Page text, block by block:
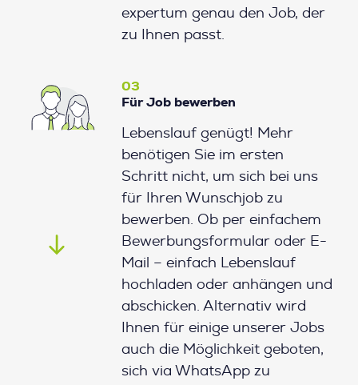
expertum genau den Job, der
zu Ihnen passt.
03
Für Job bewerben
Lebenslauf genügt! Mehr
benötigen Sie im ersten
Schritt nicht, um sich bei uns
für Ihren Wunschjob zu
bewerben. Ob per einfachem
Bewerbungsformular oder E-
Mail – einfach Lebenslauf
hochladen oder anhängen und
abschicken. Alternativ wird
Ihnen für einige unserer Jobs
auch die Möglichkeit geboten,
sich via WhatsApp zu